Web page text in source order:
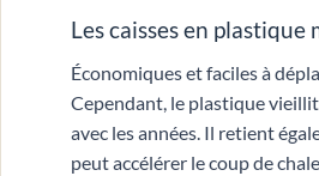
Les caisses en plastique
Économiques et faciles à
Cependant, le plastique
avec les années. Il retient
peut accélérer le coup de